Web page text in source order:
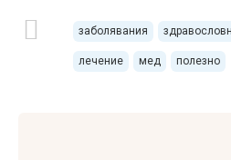
заболявания
лечение мед полезно